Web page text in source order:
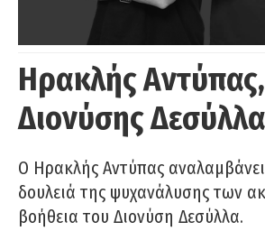
Ηρακλής Αντύπας,
Διονύσης
Ο Ηρακλής Αντύπας
δουλειά της ψυχανάλυσης των
βοήθεια του Διονύση Δεσύλλα.